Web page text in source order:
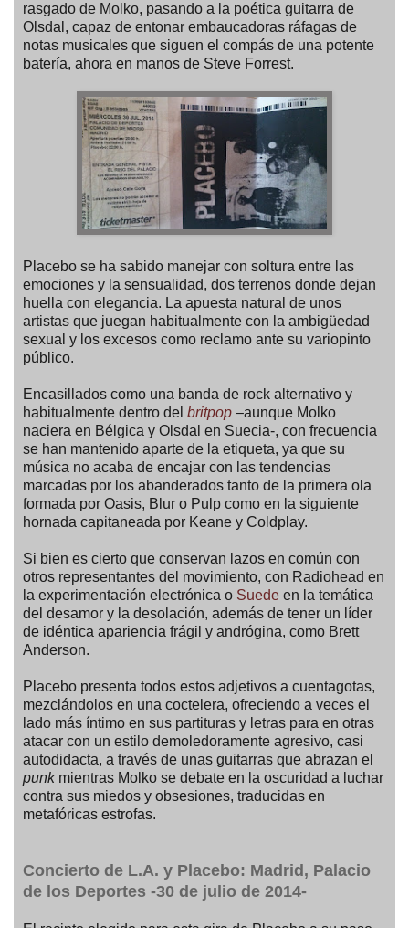
rasgado de Molko, pasando a la poética guitarra de
Olsdal, capaz de entonar embaucadoras ráfagas de
notas musicales que siguen el compás de una potente
batería, ahora en manos de Steve Forrest.
Placebo se ha sabido manejar con soltura entre las
emociones y la sensualidad, dos terrenos donde dejan
huella con elegancia. La apuesta natural de unos
artistas que juegan habitualmente con la ambigüedad
sexual y los excesos como reclamo ante su variopinto
público.
Encasillados como una banda de rock alternativo y
habitualmente dentro del britpop –aunque Molko
naciera en Bélgica y Olsdal en Suecia-, con frecuencia
se han mantenido aparte de la etiqueta, ya que su
música no acaba de encajar con las tendencias
marcadas por los abanderados tanto de la primera ola
formada por Oasis, Blur o Pulp como en la siguiente
hornada capitaneada por Keane y Coldplay.
Si bien es cierto que conservan lazos en común con
otros representantes del movimiento, con Radiohead en
la experimentación electrónica o Suede en la temática
del desamor y la desolación, además de tener un líder
de idéntica apariencia frágil y andrógina, como Brett
Anderson.
Placebo presenta todos estos adjetivos a cuentagotas,
mezclándolos en una coctelera, ofreciendo a veces el
lado más íntimo en sus partituras y letras para en otras
atacar con un estilo demoledoramente agresivo, casi
autodidacta, a través de unas guitarras que abrazan el
punkmientras Molko se debate en la oscuridad a luchar
contra sus miedos y obsesiones, traducidas en
metafóricas estrofas.
Concierto de L.A. y Placebo: Madrid, Palacio
de los Deportes -30 de julio de 2014-